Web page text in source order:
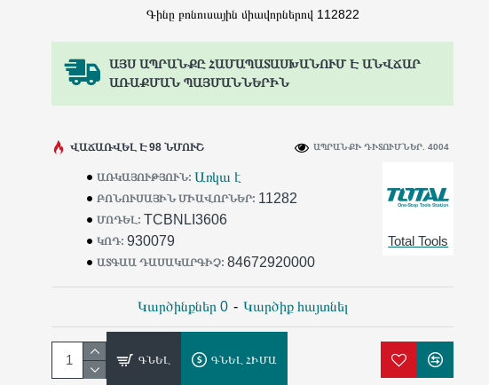
ԱՅՍ ԱՊՐԱՆՔԸ ՀԱՄԱՊԱՏԱՍԽԱՆՈՒՄ Է ԱՆՎՃԱՐ
ԱՌԱՔՄԱՆ ՊԱՅՄԱՆՆԵՐԻՆ
ԱՌԿԱՅՈՒԹՅՈՒՆ: Առկա է
ԲՈՆՈՒՍԱՅԻՆ ՄԻԱՎՈՐՆԵՐ: 11282
ՄՈԴԵԼ: TCBNLI3606
ԿՈԴ: 930079
ԱՏԳԱԱ ԴԱՍԱԿԱՐԳԻՉ: 84672920000
Total Tools
ՎԱՃԱՌՎԵԼ Է 98 ՆՄՈՒՇ ԱՊՐԱՆՔԻ ԴԻՏՈՒՄՆԵՐ. 4004
Կարծինքներ 0 - Կարծիք հայտնել
Գինը բոնուսային միավորներով 112822
ԳՆԵԼ ԳՆԵԼ ՀԻՄԱ